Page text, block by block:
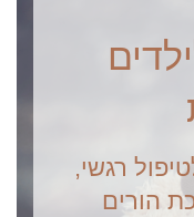
רגשי,
הורים